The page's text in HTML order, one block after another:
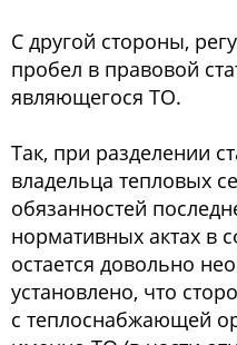
С другой стороны,
пробел в правовой
являющегося ТО.
Так, при разделении
владельца тепловых
обязанностей
нормативных актах в
остается довольно
установлено, что
с теплоснабжающей